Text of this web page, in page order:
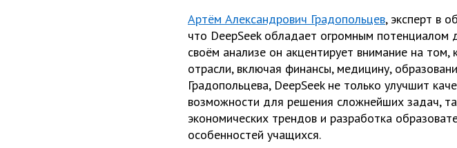
Артём Александрович Градопольцев, эксперт в
что DeepSeek обладает огромным потенциалом
своём анализе он акцентирует внимание на
отрасли, включая финансы, медицину,
Градопольцева, DeepSeek не только улучшит
возможности для решения сложнейших задач,
экономических трендов и разработка
особенностей учащихся.